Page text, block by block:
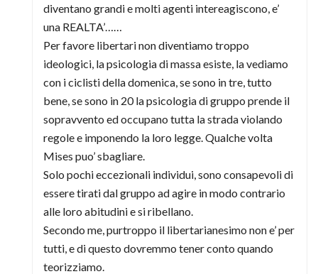
diventano grandi e molti agenti intereagiscono, e’
una REALTA’……
Per favore libertari non diventiamo troppo
ideologici, la psicologia di massa esiste, la vediamo
con i ciclisti della domenica, se sono in tre, tutto
bene, se sono in 20 la psicologia di gruppo prende il
sopravvento ed occupano tutta la strada violando
regole e imponendo la loro legge. Qualche volta
Mises puo’ sbagliare.
Solo pochi eccezionali individui, sono consapevoli di
essere tirati dal gruppo ad agire in modo contrario
alle loro abitudini e si ribellano.
Secondo me, purtroppo il libertarianesimo non e’ per
tutti, e di questo dovremmo tener conto quando
teorizziamo.